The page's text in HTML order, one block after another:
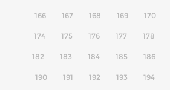
166 167 168 169 170
174 175 176 177 178
182 183 184 185 186
190 191 192 193 194